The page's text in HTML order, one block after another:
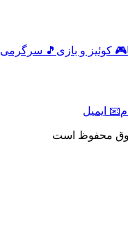
🎮 کوئیز و بازی 🎵 سرگرمی
📧 ایمیل